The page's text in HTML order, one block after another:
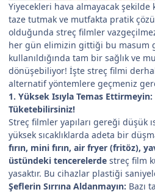
Yiyecekleri hava almayacak
taze tutmak ve mutfakta pratik
olduğunda streç filmler
her gün elimizin gittiği bu masum
kullanıldığında tam bir sağlık ve
dönüşebiliyor! İşte streç filmi
alternatif yöntemlere geçmeniz
1. Yüksek Isıyla Temas
Tüketebilirsiniz!
Streç filmler yapıları gereği düşük
yüksek sıcaklıklarda adeta bir
fırın, mini fırın, air fryer (fritöz),
üstündeki tencerelerde streç film
yasaktır. Bu cihazlar plastiği
Şeflerin Sırrına Aldanmayın: Bazı